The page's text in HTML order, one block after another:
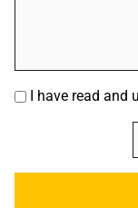
I have read and